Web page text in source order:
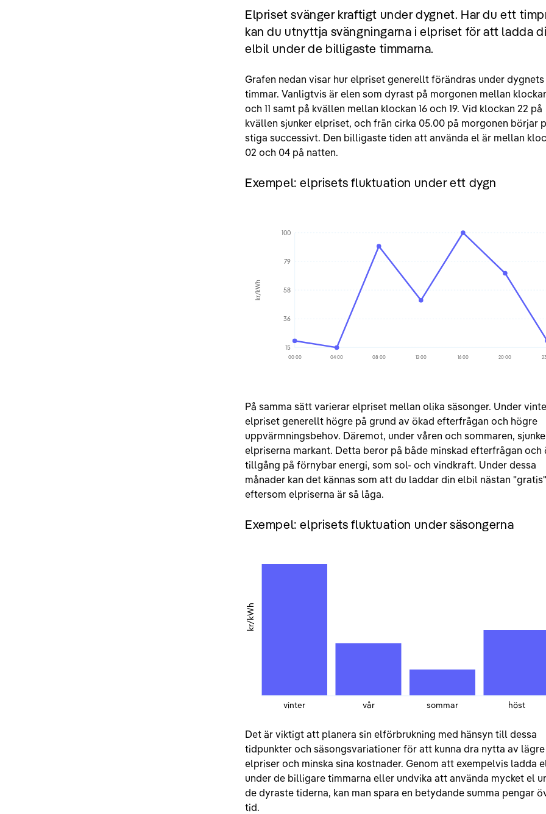
Elpriset svänger kraftigt under dygnet. Har du ett
kan du utnyttja svängningarna i elpriset för att ladda
elbil under de billigaste timmarna.
Grafen nedan visar hur elpriset generellt förändras under dygnets
timmar. Vanligtvis är elen som dyrast på morgonen mellan
och 11 samt på kvällen mellan klockan 16 och 19. Vid klockan 22 på
kvällen sjunker elpriset, och från cirka 05.00 på morgonen börjar
stiga successivt. Den billigaste tiden att använda el är mellan
02 och 04 på natten.
Exempel: elprisets fluktuation under ett dygn
00:00 04:00 08:00 12:00 16:00 20:00
15
36
58
79
100
kr/kWh
På samma sätt varierar elpriset mellan olika säsonger. Under
elpriset generellt högre på grund av ökad efterfrågan och högre
uppvärmningsbehov. Däremot, under våren och sommaren,
elpriserna markant. Detta beror på både minskad efterfrågan och
tillgång på förnybar energi, som sol- och vindkraft. Under dessa
månader kan det kännas som att du laddar din elbil nästan "gratis"
eftersom elpriserna är så låga.
Exempel: elprisets fluktuation under säsongerna
vinter vår sommar höst
kr/kWh
Det är viktigt att planera sin elförbrukning med hänsyn till dessa
tidpunkter och säsongsvariationer för att kunna dra nytta av lägre
elpriser och minska sina kostnader. Genom att exempelvis ladda
under de billigare timmarna eller undvika att använda mycket el
de dyraste tiderna, kan man spara en betydande summa pengar
tid.